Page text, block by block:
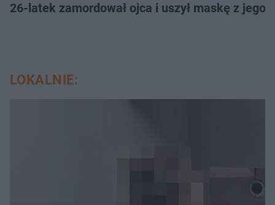
26-latek zamordował ojca i uszył maskę z
LOKALNIE: